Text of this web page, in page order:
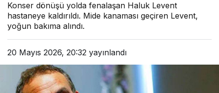
Konser dönüşü yolda fenalaşan Haluk Levent
hastaneye kaldırıldı. Mide kanaması geçiren Levent,
yoğun bakıma alındı.
20 Mayıs 2026, 20:32 yayınlandı